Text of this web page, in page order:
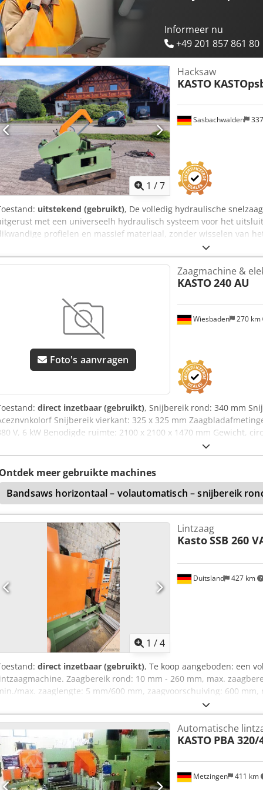
Informeer nu
+49 201 857 861 80
1 /7
Sasbachwalden
Hacksaw
KASTO
uitstekend (gebruikt), De volledig hydraulische
met een universeelh hydraulisch systeem voor het
profielen en massief materiaal, zonder wisselen van
vertanding van 3 of 4 tanden per inch. Voorzien van een
drievoudige zwenklagering, apart
zaagdrukbelasting, heffunctie en versnelde terugloop. Standaard
verstekinrichting. Het heffen van de zaagbeugel gebeurt in
een optimale overdracht van de zaagdruk op de beugel.
voor de functies aan, uit en snelloop van de zaagbeugel. Fabrikant:
Metaalbeugelzaag Machine type: PSB 280 U Aandrijvingsvermogen:
standaard Zaagvoeding: hydraulisch Zaagbereik rond: 280 mm
280x150 mm Verstek: 0-45° Materiaalopleghoogte: 600 mm
Hoogte: 1000 mm Afmeting zaagblad: 450x40x2 mm Bouwjaar:
dalen, snelloop heffen.
Foto's aanvragen
Wiesbaden 270 km
Zaagmachine &
KASTO240 AU
direct inzetbaar (gebruikt), Snijbereik rond: 340 mm
Snijbereik vierkant: 325 x 325 mm
V, 6 kW Benodigde ruimte: 2100 x 2100 x 1470 mm Gewicht,
Ontdek meer gebruikte machines
Bandsaws horizontaal – volautomatisch – snijbereik
1 /4
Duitsland 427 km
Lintzaag
KastoSSB 260
direct inzetbaar (gebruikt), Te koop aangeboden: een
Zaagbereik rond: 10 mm - 260 mm, max.
max. zaaglengte: 5 mm/600 mm, zaagvoorschuiving: 600 mm,
zaagsnelheid: 125 m/min, zaagbandafmetingen X/Y/Z: 4115 mm/
gewicht: ca. 2200 kg. Bezichtiging op afspraak mogelijk.
Metzingen 411 km
Automatische
KASTO PBA 320/